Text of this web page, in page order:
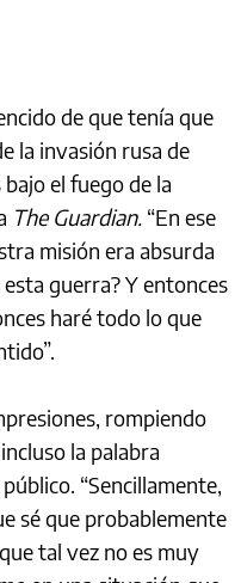
de que tenía que
la invasión rusa de
el fuego de la
The Guardian. “En ese
misión era absurda
guerra? Y entonces
haré todo lo que
rompiendo
la palabra
“Sencillamente,
sé que probablemente
tal vez no es muy